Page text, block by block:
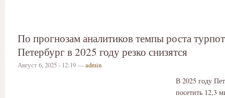
По прогнозам аналитиков темпы роста
Петербург в 2025 году резко снизятся
Август 6, 2025 - 12:19 —admin
В 2025 году
посетить 12,3